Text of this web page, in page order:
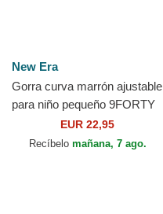
New Era
Gorra curva marrón ajustable
para niño pequeño 9FORTY
Cord Ears de New Era
EUR 22,95
Recíbelo mañana, 7 ago.